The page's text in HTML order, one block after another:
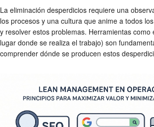
La eliminación desperdicios requiere una
los procesos y una cultura que anime a todos
y resolver estos problemas. Herramientas como
lugar donde se realiza el trabajo) son
comprender dónde se producen estos